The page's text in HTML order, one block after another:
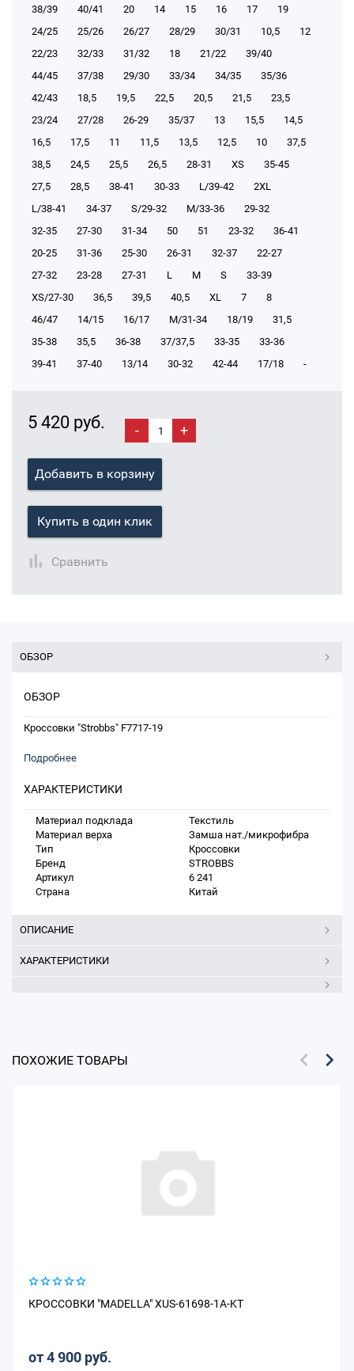
38/39
40/41 20 14 15 16 17
19
24/25
25/26 26/27 28/29 30/31 10,5
12
22/23
32/33 31/32 18 21/22
39/40
44/45
37/38 29/30 33/34 34/35
35/36
42/43
18,5 19,5 22,5 20,5 21,5
23,5
23/24
27/28 26-29 35/37 13 15,5
14,5
16,5
17,5 11 11,5 13,5 12,5 10
37,5
38,5
24,5 25,5 26,5 28-31 XS
35-45
27,5
28,5 38-41 30-33 L/39-42
2XL
L/38-41
34-37 S/29-32 М/33-36
29-32
32-35
27-30 31-34 50 51 23-32
36-41
20-25
31-36 25-30 26-31 32-37
22-27
27-32
23-28 27-31 L M S
33-39
XS/27-30
36,5 39,5 40,5 XL 7
8
46/47
14/15 16/17 М/31-34 18/19
31,5
35-38
35,5 36-38 37/37,5 33-35
33-36
39-41
37-40 13/14 30-32 42-44 17/18 -
5 420 руб. - +
Добавить в корзину
Купить в один клик
Сравнить
ОБЗОР
ОБЗОР
Кроссовки "Strobbs" F7717-19
Подробнее
ХАРАКТЕРИСТИКИ
Материал подклада
Текстиль
Материал верха
Замша нат./микрофибра
Тип
Кроссовки
Бренд
STROBBS
Артикул
6 241
Страна
Китай
ОПИСАНИЕ
ХАРАКТЕРИСТИКИ
ПОХОЖИЕ ТОВАРЫ
КРОССОВКИ "MADELLA" XUS-61698-1A-KT
от 4 900 руб.